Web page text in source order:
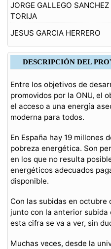
JORGE GALLEGO SANCHEZ
TORIJA
JESUS GARCIA HERRERO
DESCRIPCIÓN DEL
Entre los objetivos de
promovidos por la ONU, el
el acceso a una energía
moderna para todos.
En España hay 19 millones
pobreza energética. Son
en los que no resulta
energéticos adecuados
disponible.
Con las subidas en octubre
junto con la anterior subida
esta cifra se va a ver, sin
Muchas veces, desde la